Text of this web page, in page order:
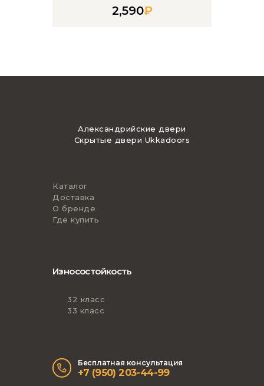
2,590₽
Александрийские двери
Скрытые двери Ukkadoors
Каталог
Доставка
О бренде
Где купить
Износостойкость
32 класс
33 класс
Бесплатная консультация
+7 (950) 203-44-99